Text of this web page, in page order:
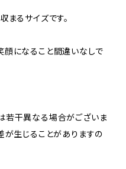
まるサイズです。
顔になること間違いなしで
若干異なる場合がございま
が生じることがありますの